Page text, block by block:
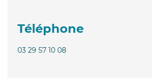
Téléphone
03 29 57 10 08